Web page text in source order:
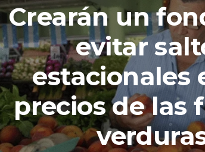
Crearán un
evitar
estacionales
precios de las